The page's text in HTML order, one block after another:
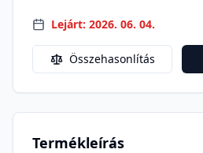
Lejárt: 2026. 06. 04.
Összehasonlítás
Termékleírás